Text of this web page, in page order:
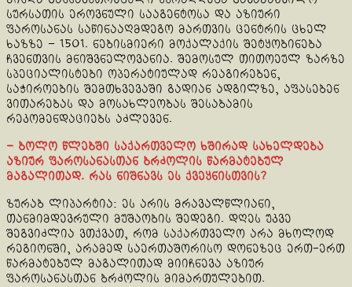
სურსათის ეროვნული სააგენტოსა და აზიური
ფაროსანას საწინააღმდეგო მართვის ცენტრის ცხელ
ხაზზე – 1501. ნებისმიერი მოქალაქის შეტყობინება
ჩვენთვის მნიშვნელოვანია. შემოსულ თითოეულ ზარზე
სპეციალისტები ოპერატიულად რეაგირებენ,
საჭიროების შემთხვევაში გადიან ადგილზე, აფასებენ
ვითარებას და მოსახლეობას შესაბამის
რეკომენდაციებს აძლევენ.
– ბოლო წლებში საქართველო ხშირად სახელდება
აზიურ ფაროსანასთან ბრძოლის წარმატებულ
მაგალითად. რას ნიშნავს ეს ქვეყნისთვის?
ზურაბ ლიპარტია: ეს არის მრავალწლიანი,
თანმიმდევრული მუშაობის შედეგი. დღეს უკვე
შეგვიძლია ვთქვათ, რომ საქართველო არა მხოლოდ
რეგიონში, არამედ საერთაშორისო დონეზეც ერთ-ერთ
წარმატებულ მაგალითად მიიჩნევა აზიურ
ფაროსანასთან ბრძოლის მიმართულებით.